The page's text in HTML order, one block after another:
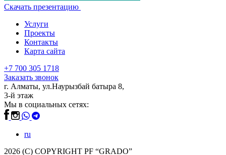
Скачать презентацию
Услуги
Проекты
Контакты
Карта сайта
+7 700 305 1718
Заказать звонок
г. Алматы, ул.Наурызбай батыра 8,
3-й этаж
Мы в социальных сетях:
ru
2026 (С) COPYRIGHT PF “GRADO”